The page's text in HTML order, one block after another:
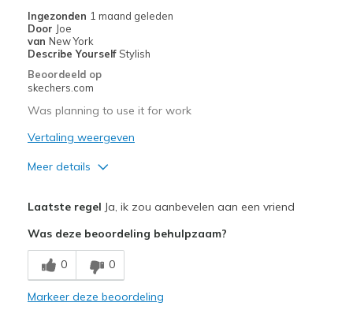
Ingezonden 1 maand geleden
Door Joe
van New York
Describe Yourself Stylish
Beoordeeld op
skechers.com
Was planning to use it for work
Vertaling weergeven
Meer details
Beste toepassingen
Going Out
Laatste regel Ja, ik zou aanbevelen aan een vriend
Was deze beoordeling behulpzaam?
0 0
Markeer deze beoordeling